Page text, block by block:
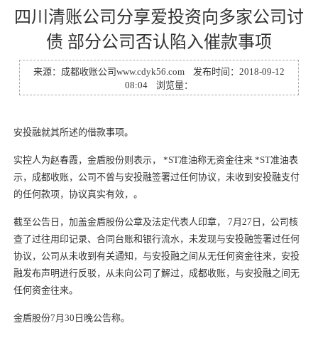
四川清账公司分享爱投资向多家公司讨
债 部分公司否认陷入催款事项
来源： 成都收账公司www.cdyk56.com发布时间：2018-09-12
08:04 浏览量：
安投融就其所述的借款事项。
实控人为赵春霞，金盾股份则表示， *ST准油称无资金往来 *ST准油表
示， 成都收账， 公司不曾与安投融签署过任何协议，未收到安投融支付
的任何款项，协议真实有效，。
截至公告日，加盖金盾股份公章及法定代表人印章， 7月27日， 公司核
查了过往用印记录、合同台账和银行流水，未发现与安投融签署过任何
协议， 公司 从未收到有关通知，与安投融之间从无任何资金往来，安投
融发布声明进行反驳，从未向公司 了解过， 成都收账，与安投融之间无
任何资金往来。
金盾股份7月30日晚公告称。